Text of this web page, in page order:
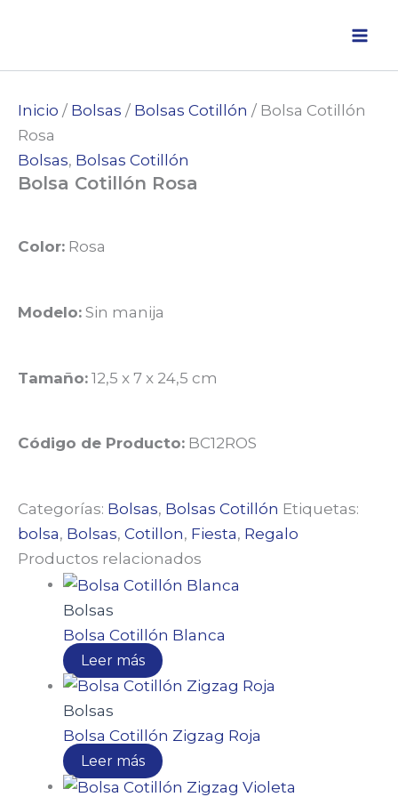
Inicio / Bolsas / Bolsas Cotillón / Bolsa Cotillón
Rosa
Bolsas, Bolsas Cotillón
Bolsa Cotillón Rosa
Color: Rosa
Modelo: Sin manija
Tamaño: 12,5 x 7 x 24,5 cm
Código de Producto: BC12ROS
Categorías: Bolsas, Bolsas Cotillón Etiquetas:
bolsa, Bolsas, Cotillon, Fiesta, Regalo
Productos relacionados
Bolsas
Bolsa Cotillón Blanca
Leer más
Bolsas
Bolsa Cotillón Zigzag Roja
Leer más